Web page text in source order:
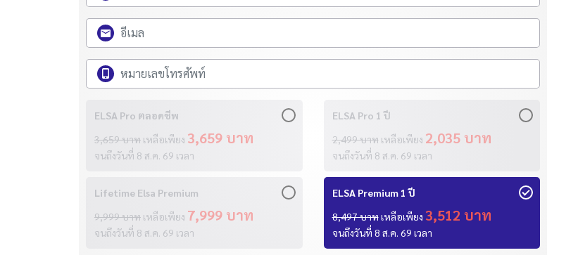
ELSA Pro ตลอดชีพ
3,659 บาท เหลือเพียง 3,659 บาท
จนถึงวันที่ 8 ส.ค. 69 เวลา
ELSA Pro 1 ปี
2,499 บาท เหลือเพียง 2,035 บาท
จนถึงวันที่ 8 ส.ค. 69 เวลา
Lifetime Elsa Premium
9,999 บาท เหลือเพียง 7,999 บาท
จนถึงวันที่ 8 ส.ค. 69 เวลา
ELSA Premium 1 ปี
8,497 บาทเหลือเพียง 3,512 บาท
จนถึงวันที่ 8 ส.ค. 69 เวลา